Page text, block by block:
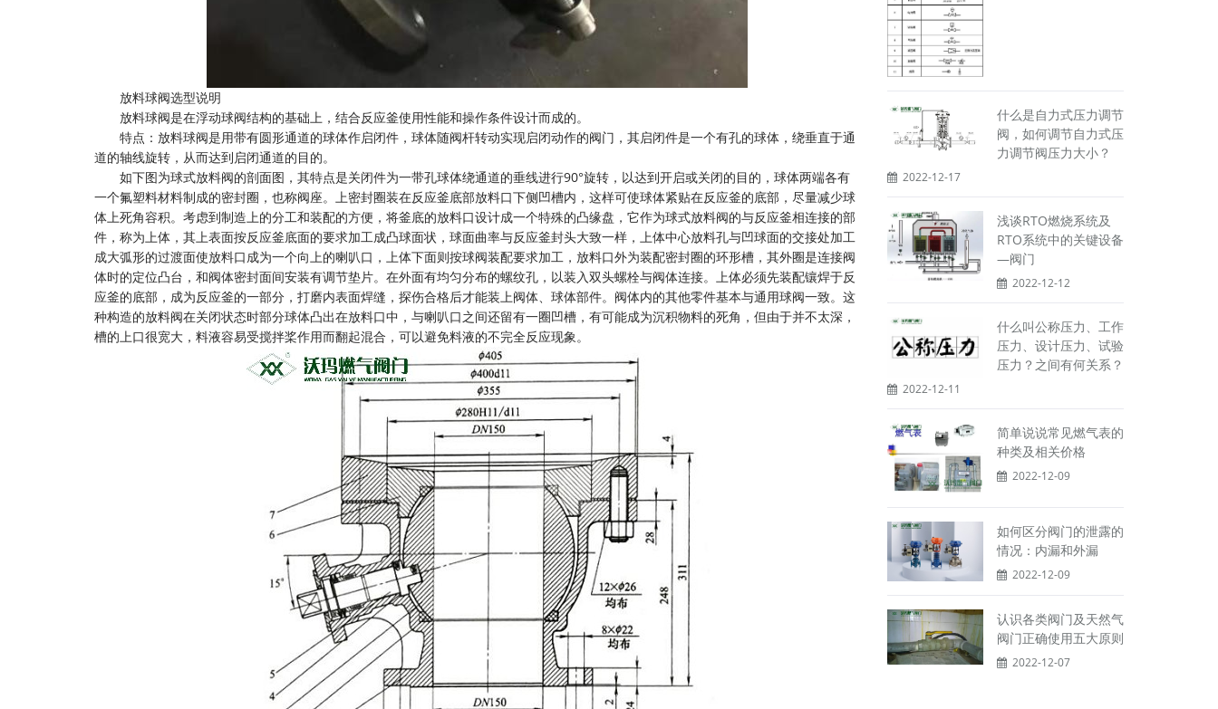
放料球阀选型说明
放料球阀是在浮动球阀结构的基础上，结合反应釜使用性能和操作条件设计而成的。
特点：放料球阀是用带有圆形通道的球体作启闭件，球体随阀杆转动实现启闭动作的阀门，其启闭件是一个有孔的球体，绕垂直于通
道的轴线旋转，从而达到启闭通道的目的。
如下图为球式放料阀的剖面图，其特点是关闭件为一带孔球体绕通道的垂线进行90°旋转，以达到开启或关闭的目的，球体两端各有
一个氟塑料材料制成的密封圈，也称阀座。上密封圈装在反应釜底部放料口下侧凹槽内，这样可使球体紧贴在反应釜的底部，尽量减少球
体上死角容积。考虑到制造上的分工和装配的方便，将釜底的放料口设计成一个特殊的凸缘盘，它作为球式放料阀的与反应釜相连接的部
件，称为上体，其上表面按反应釜底面的要求加工成凸球面状，球面曲率与反应釜封头大致一样，上体中心放料孔与凹球面的交接处加工
成大弧形的过渡面使放料口成为一个向上的喇叭口，上体下面则按球阀装配要求加工，放料口外为装配密封圈的环形槽，其外圈是连接阀
体时的定位凸台，和阀体密封面间安装有调节垫片。在外面有均匀分布的螺纹孔，以装入双头螺栓与阀体连接。上体必须先装配镶焊于反
应釜的底部，成为反应釜的一部分，打磨内表面焊缝，探伤合格后才能装上阀体、球体部件。阀体内的其他零件基本与通用球阀一致。这
种构造的放料阀在关闭状态时部分球体凸出在放料口中，与喇叭口之间还留有一圈凹槽，有可能成为沉积物料的死角，但由于并不太深，
槽的上口很宽大，料液容易受搅拌桨作用而翻起混合，可以避免料液的不完全反应现象。
什么是自力式压力调节
阀，如何调节自力式压
力调节阀压力大小？
2022-12-17
浅谈RTO燃烧系统及
RTO系统中的关键设备
—阀门
2022-12-12
什么叫公称压力、工作
压力、设计压力、试验
压力？之间有何关系？
2022-12-11
简单说说常见燃气表的
种类及相关价格
2022-12-09
如何区分阀门的泄露的
情况：内漏和外漏
2022-12-09
认识各类阀门及天然气
阀门正确使用五大原则
2022-12-07